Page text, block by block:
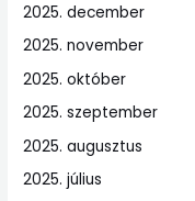
2025. december
2025. november
2025. október
2025. szeptember
2025. augusztus
2025. július